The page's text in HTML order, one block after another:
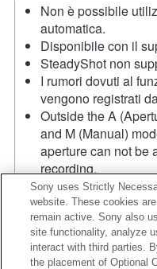
Non è possibile
automatica.
Disponibile con il
SteadyShot non
I rumori dovuti al
vengono registrati
Outside the A
and M (Manual)
aperture can not be
recording.
L'angolo visivo sarà
dell'APS-C.
La funzione "Focal
attiva.
Se viene inserito un
Sony uses Strictly
website. These cookies
remain active. Sony also
site functionality, analyze
interact with third parties.
the placement of Optional